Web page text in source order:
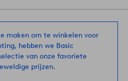
maken om te winkelen voor
hebben we Basic
van onze favoriete
prijzen.